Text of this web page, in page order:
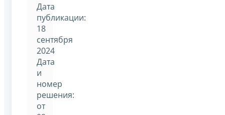
Дата
публикации:
18
сентября
2024
Дата
и
номер
решения:
от